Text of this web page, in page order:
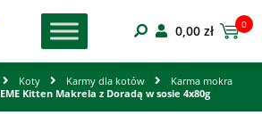
0,00 zł 0
Koty Karmy dla kotów
Karma mokra
Kitten Makrela z Doradą w sosie 4x80g